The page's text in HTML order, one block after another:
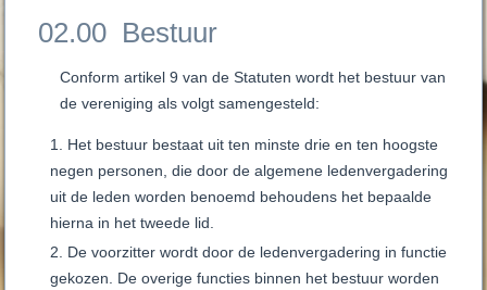
02.00 Bestuur
Conform artikel 9 van de Statuten wordt het bestuur van
de vereniging als volgt samengesteld:
Het bestuur bestaat uit ten minste drie en ten hoogste
negen personen, die door de algemene ledenvergadering
uit de leden worden benoemd behoudens het bepaalde
hierna in het tweede lid.
De voorzitter wordt door de ledenvergadering in functie
gekozen. De overige functies binnen het bestuur worden